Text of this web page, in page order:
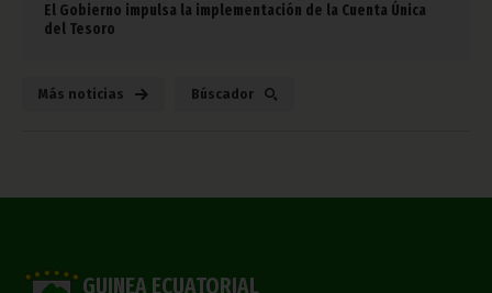
El Gobierno impulsa la implementación de la Cuenta Única
del Tesoro
Más noticias Búscador
GUINEA ECUATORIAL